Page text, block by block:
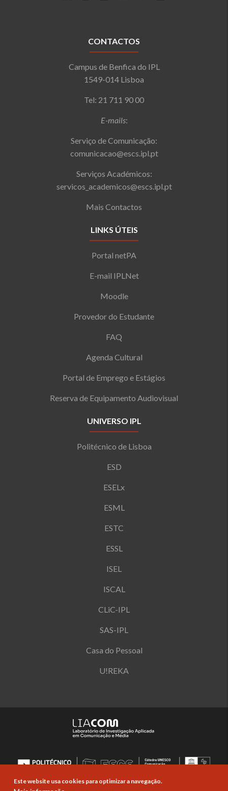
CONTACTOS
Campus de Benfica do IPL
1549-014 Lisboa
Tel: 21 711 90 00
E-mails:
Serviço de Comunicação:
comunicacao@escs.ipl.pt
Serviços Académicos:
servicos_academicos@escs.ipl.pt
Mais Contactos
LINKS ÚTEIS
Portal netPA
E-mail IPLNet
Moodle
Provedor do Estudante
FAQ
Agenda Cultural
Portal de Emprego e Estágios
Reserva de Equipamento Audiovisual
UNIVERSO IPL
Politécnico de Lisboa
ESD
ESELx
ESML
ESTC
ESSL
ISEL
ISCAL
CLiC-IPL
SAS-IPL
Casa do Pessoal
U!REKA
Este website usa cookies para optimizar a navegação.